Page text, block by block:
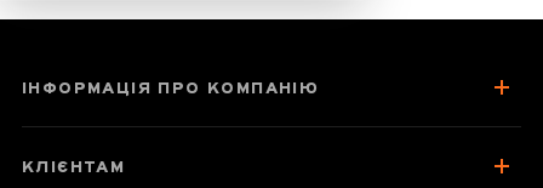
Гайвань
ІНФОРМАЦІЯ ПРО КОМПАНІЮ
КЛІЄНТАМ